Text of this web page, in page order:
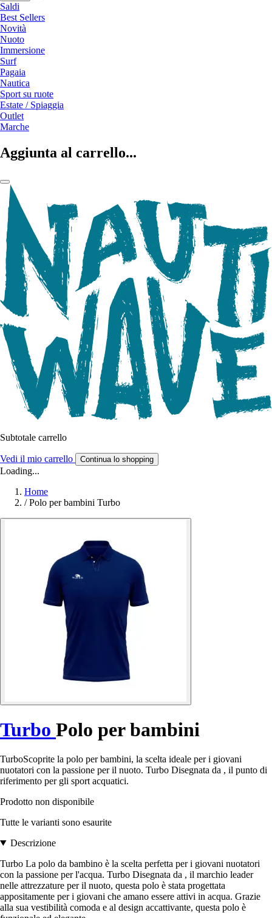
Saldi
Best Sellers
Novità
Nuoto
Immersione
Surf
Pagaia
Nautica
Sport su ruote
Estate / Spiaggia
Outlet
Marche
Aggiunta al carrello...
Subtotale carrello
Vedi il mio carrello Continua lo shopping
Loading...
Home
/ Polo per bambini Turbo
Turbo Polo per bambini
TurboScoprite la polo per bambini, la scelta ideale per i giovani
nuotatori con la passione per il nuoto. Turbo Disegnata da , il punto di
riferimento per gli sport acquatici.
Prodotto non disponibile
Tutte le varianti sono esaurite
Descrizione
Turbo La polo da bambino è la scelta perfetta per i giovani nuotatori
con la passione per l'acqua. Turbo Disegnata da , il marchio leader
nelle attrezzature per il nuoto, questa polo è stata progettata
appositamente per i giovani che amano essere attivi in acqua. Grazie
alla sua vestibilità comoda e al design accattivante, questa polo è